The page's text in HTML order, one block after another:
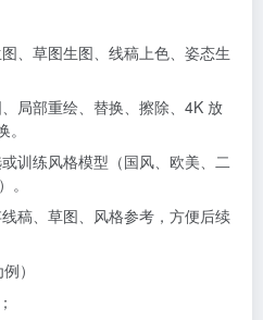
、草图生图、线稿上色、姿态生
局部重绘、替换、擦除、4K 放
训练风格模型（国风、欧美、二
稿、草图、风格参考，方便后续
）